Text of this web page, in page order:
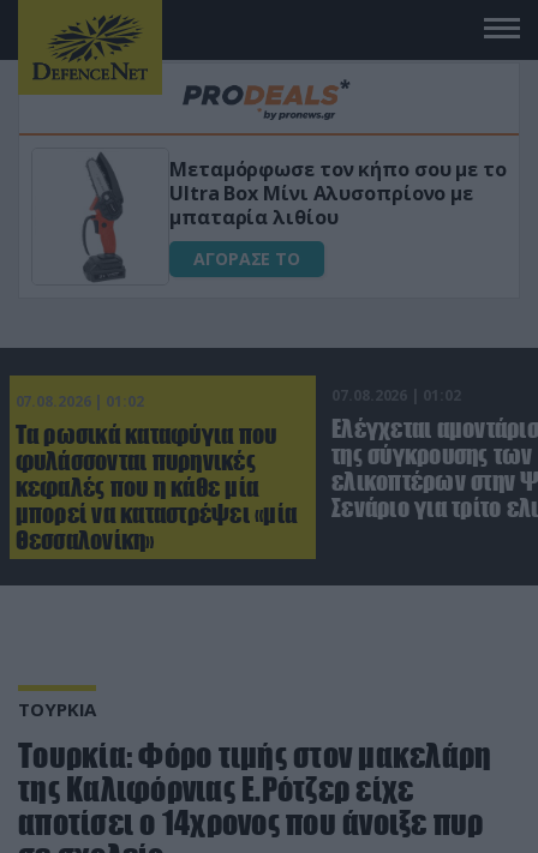
Μεταμόρφωσε τον κήπο σου με το
Ultra Box Μίνι Αλυσοπρίονο με
μπαταρία λιθίου
ΑΓΟΡΑΣΕ ΤΟ
07.08.2026 | 01:02
Τα ρωσικά καταφύγια που
φυλάσσονται πυρηνικές
κεφαλές που η κάθε μία
μπορεί να καταστρέψει «μία
Θεσσαλονίκη»
07.08.2026 | 01:02
Ελέγχεται
της σύγκρουσης των
ελικοπτέρων στην
Σενάριο για τρίτο
ΤΟΥΡΚΙΑ
Τουρκία: Φόρο τιμής στον μακελάρη
της Καλιφόρνιας Ε.Ρότζερ είχε
αποτίσει ο 14χρονος που άνοιξε πυρ